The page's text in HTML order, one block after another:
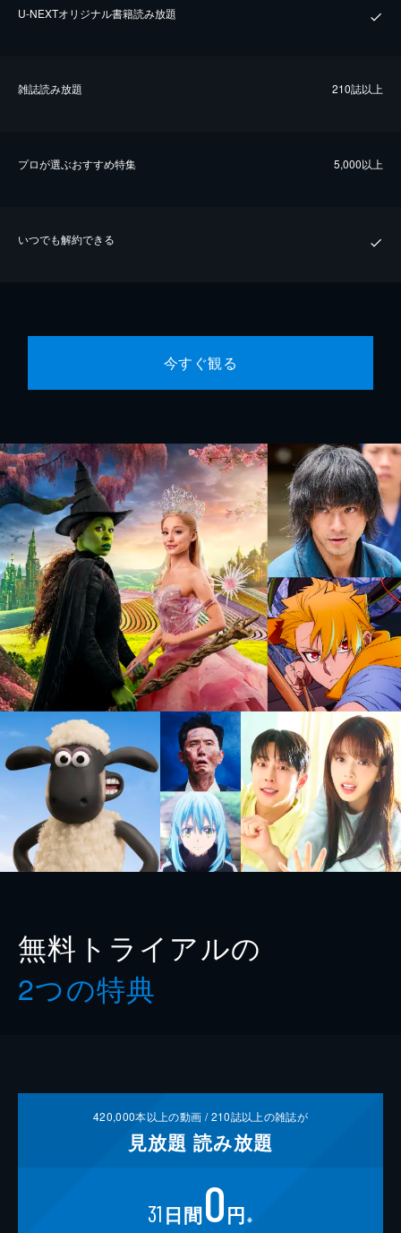
U-NEXTオリジナル書籍読み放題
雑誌読み放題 210誌以上
プロが選ぶおすすめ特集 5,000以上
いつでも解約できる
今すぐ観る
無料トライアルの
2つの特典
420,000本以上の動画 /210誌以上の雑誌が
見放題 読み放題
31 日間0円 ※